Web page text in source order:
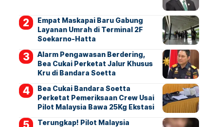
Empat Maskapai Baru Gabung
Layanan Umrah di Terminal 2F
Soekarno-Hatta
Alarm Pengawasan Berdering,
Bea Cukai Perketat Jalur Khusus
Kru di Bandara Soetta
Bea Cukai Bandara Soetta
Perketat Pemeriksaan Crew Usai
Pilot Malaysia Bawa 25Kg Ekstasi
Terungkap! Pilot Malaysia